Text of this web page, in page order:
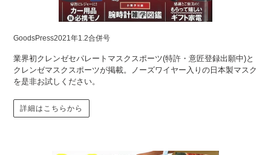
GoodsPress2021年1.2合併号
業界初クレンゼセパレートマスクスポーツ(特許・意匠登録出願中)と
クレンゼマスクスポーツが掲載。ノーズワイヤー入りの日本製マスク
を是非お試しください。
詳細はこちらから